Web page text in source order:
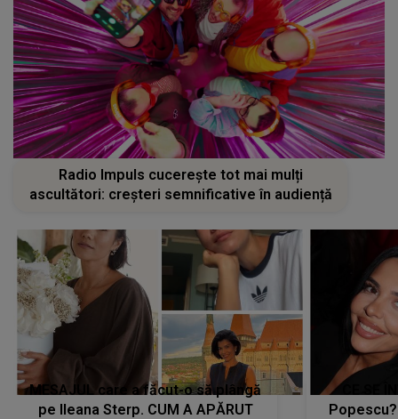
Radio Impuls cucerește tot mai mulți
ascultători: creșteri semnificative în audiență
MESAJUL care a făcut-o să plângă
pe Ileana Sterp. CUM A APĂRUT